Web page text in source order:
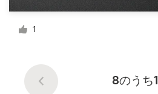
1
8のうち1